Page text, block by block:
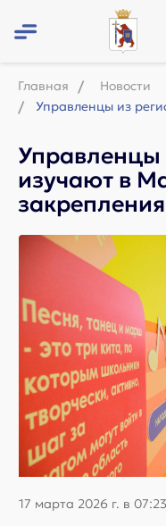
Главная
Новости
Управленцы
изучают в
17 марта 2026 г. в 07:23